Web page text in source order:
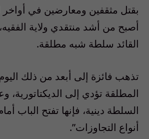
بقتل مثقفين ومعارضين في أواخر
أصبح من أشد منتقدي ولاية
القائد سلطة شبه مطلقة.
تذهب فائزة إلى أبعد من ذلك
المطلقة تؤدي إلى الديكتاتورية،
السلطة دينية، فإنها تفتح الباب
أنواع التجاوزات”.